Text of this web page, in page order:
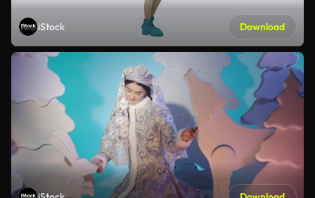
iStock Download